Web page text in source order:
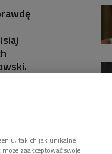
takich jak unikalne
zaakceptować swoje